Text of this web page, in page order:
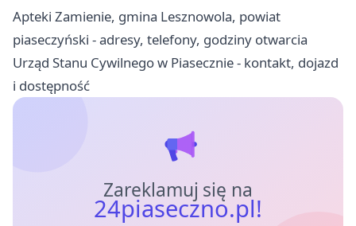
Apteki Zamienie, gmina Lesznowola, powiat
piaseczyński - adresy, telefony, godziny otwarcia
Urząd Stanu Cywilnego w Piasecznie - kontakt, dojazd
i dostępność
Zareklamuj się na
24piaseczno.pl!